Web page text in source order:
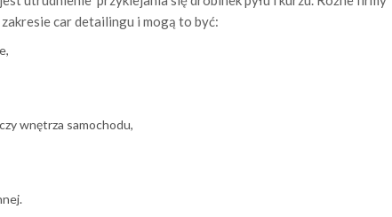
car detailingu i mogą to być:
wnętrza samochodu,